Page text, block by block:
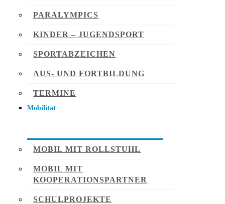
PARALYMPICS
KINDER – JUGENDSPORT
SPORTABZEICHEN
AUS- UND FORTBILDUNG
TERMINE
Mobilität
MOBIL MIT ROLLSTUHL
MOBIL MIT
KOOPERATIONSPARTNER
SCHULPROJEKTE